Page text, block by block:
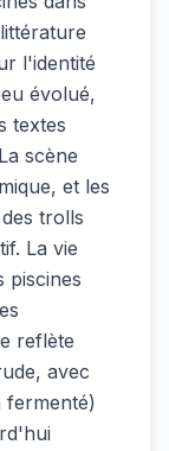
l'identité
évolué,
textes
scène
et les
trolls
La vie
piscines
reflète
avec
fermenté)